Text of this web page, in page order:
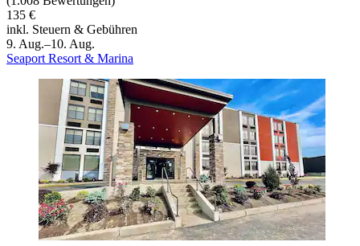
135 €
inkl. Steuern & Gebühren
9. Aug.–10. Aug.
Seaport Resort & Marina